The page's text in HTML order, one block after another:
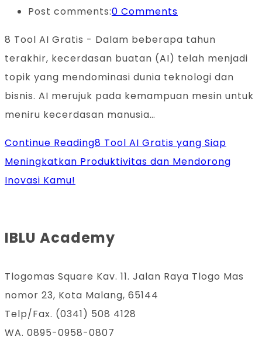
Post comments:0 Comments
8 Tool AI Gratis - Dalam beberapa tahun
terakhir, kecerdasan buatan (AI) telah menjadi
topik yang mendominasi dunia teknologi dan
bisnis. AI merujuk pada kemampuan mesin untuk
meniru kecerdasan manusia…
Continue Reading8 Tool AI Gratis yang Siap
Meningkatkan Produktivitas dan Mendorong
Inovasi Kamu!
IBLU Academy
Tlogomas Square Kav. 11. Jalan Raya Tlogo Mas
nomor 23, Kota Malang, 65144
Telp/Fax. (0341) 508 4128
WA. 0895-0958-0807